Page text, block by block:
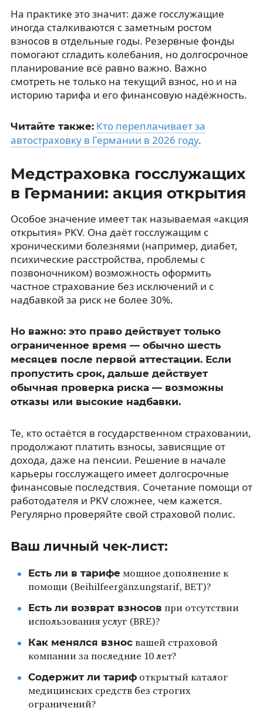
На практике это значит: даже госслужащие
иногда сталкиваются с заметным ростом
взносов в отдельные годы. Резервные фонды
помогают сгладить колебания, но долгосрочное
планирование всё равно важно. Важно
смотреть не только на текущий взнос, но и на
историю тарифа и его финансовую надёжность.
Читайте также: Кто переплачивает за
автостраховку в Германии в 2026 году.
Медстраховка госслужащих
в Германии: акция открытия
Особое значение имеет так называемая «акция
открытия» PKV. Она даёт госслужащим с
хроническими болезнями (например, диабет,
психические расстройства, проблемы с
позвоночником) возможность оформить
частное страхование без исключений и с
надбавкой за риск не более 30%.
Но важно: это право действует только
ограниченное время — обычно шесть
месяцев после первой аттестации. Если
пропустить срок, дальше действует
обычная проверка риска — возможны
отказы или высокие надбавки.
Те, кто остаётся в государственном страховании,
продолжают платить взносы, зависящие от
дохода, даже на пенсии. Решение в начале
карьеры госслужащего имеет долгосрочные
финансовые последствия. Сочетание помощи от
работодателя и PKV сложнее, чем кажется.
Регулярно проверяйте свой страховой полис.
Ваш личный чек-лист:
Есть ли в тарифемощное дополнение к
помощи (Beihilfeergänzungstarif, BET)?
Есть ли возврат взносов при отсутствии
использования услуг (BRE)?
Как менялся взносвашей страховой
компании за последние 10 лет?
Содержит ли тарифоткрытый каталог
медицинских средств без строгих
ограничений?